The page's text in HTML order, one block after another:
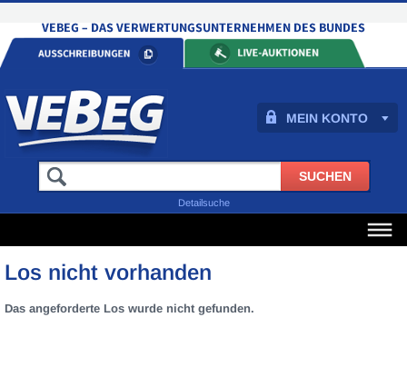
MEIN KONTO
Detailsuche
Los nicht vorhanden
Das angeforderte Los wurde nicht gefunden.